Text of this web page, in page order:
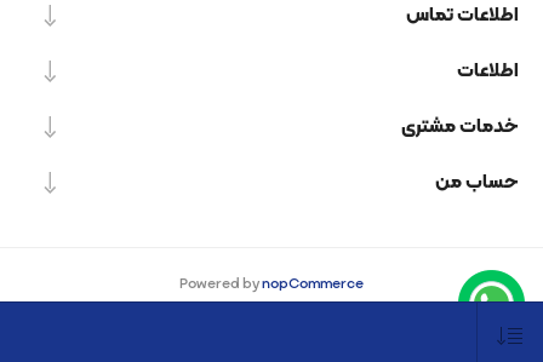
اطلاعات تماس
اطلاعات
خدمات مشتری
حساب من
Powered bynopCommerce
Designed byNop-Templates.com